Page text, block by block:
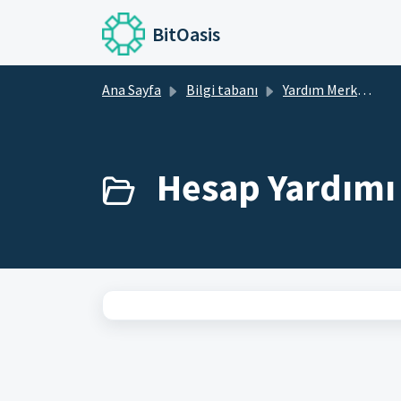
Ana içeriğe geç
BitOasis
Ana Sayfa Bilgi tabanı Yardım Merkezi
Hesap